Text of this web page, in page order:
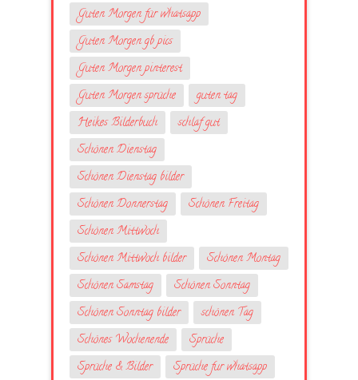
Guten Morgen für whatsapp
Guten Morgen gb pics
Guten Morgen pinterest
Guten Morgen sprüche
guten tag
Heikes Bilderbuch
schlaf gut
Schönen Dienstag
Schönen Dienstag bilder
Schönen Donnerstag
Schönen Freitag
Schönen Mittwoch
Schönen Mittwoch bilder
Schönen Montag
Schönen Samstag
Schönen Sonntag
Schönen Sonntag bilder
schönen Tag
Schönes Wochenende
Sprüche
Sprüche & Bilder
Sprüche fur whatsapp